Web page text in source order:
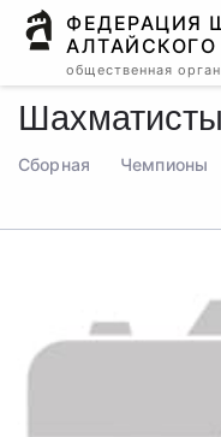
ФЕДЕРАЦИЯ
АЛТАЙСКОГО
общественная
Шахматисты
Сборная Чемпионы